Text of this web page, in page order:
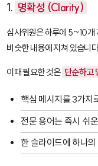
1. 명확성 (Clarity)
심사위원은 하루에 5~10개
비슷한 내용에 지쳐 있습니
이때 필요한 것은 단순하고
핵심 메시지를 3가지
전문 용어는 즉시 쉬
한 슬라이드에 하나